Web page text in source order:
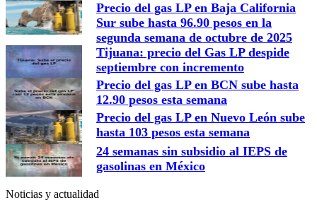
Precio del gas LP en Baja California
Sur sube hasta 96.90 pesos en la
segunda semana de octubre de 2025
Tijuana: precio del Gas LP despide
septiembre con incremento
Precio del gas LP en BCN sube hasta
12.90 pesos esta semana
Precio del gas LP en Nuevo León sube
hasta 103 pesos esta semana
24 semanas sin subsidio al IEPS de
gasolinas en México
Noticias y actualidad